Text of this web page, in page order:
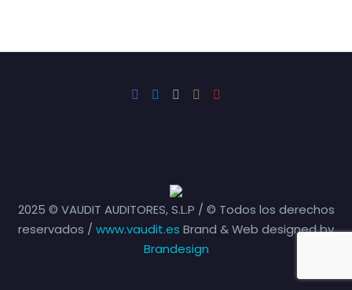
2025 © VAUDIT AUDITORES, S.L.P / © Todos los derechos
reservados / www.vaudit.es Brand & Web designed by
Brandesign